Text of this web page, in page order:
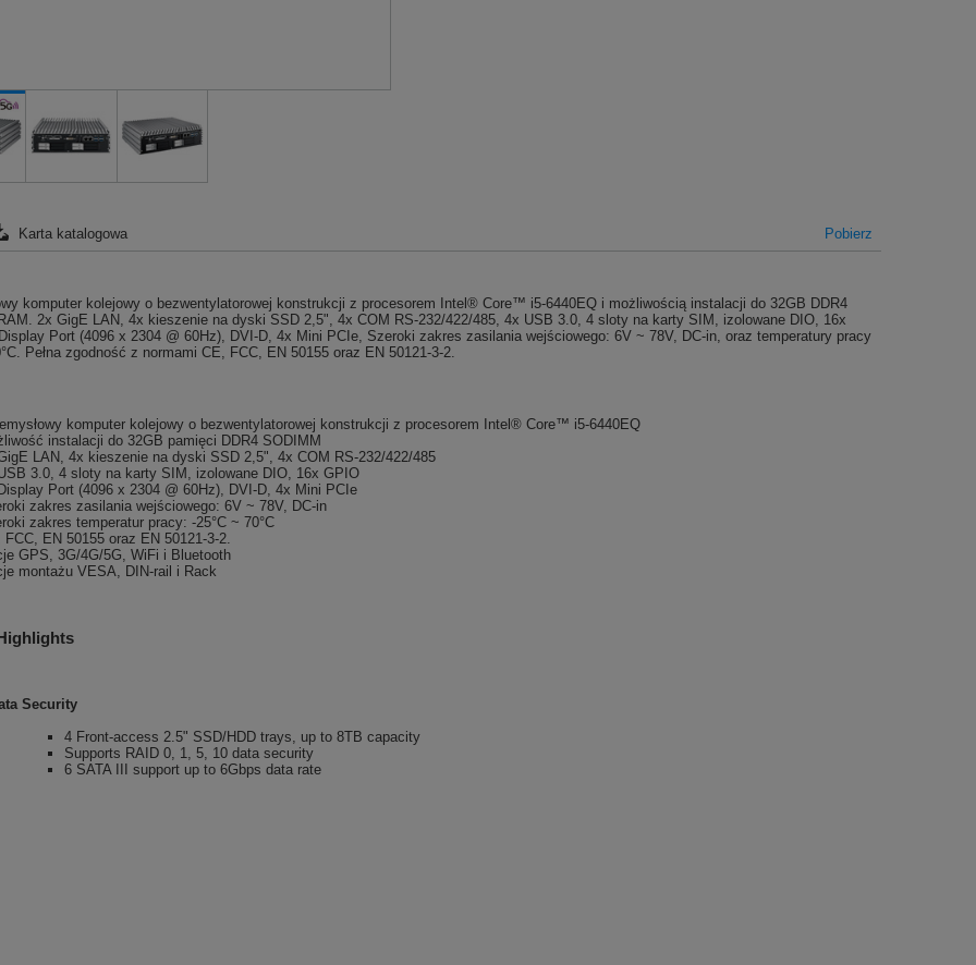
Karta katalogowa Pobierz
komputer kolejowy o bezwentylatorowej konstrukcji z procesorem Intel® Core™ i5-6440EQ i możliwością instalacji do 32GB DDR4
2x GigE LAN, 4x kieszenie na dyski SSD 2,5", 4x COM RS-232/422/485, 4x USB 3.0, 4 sloty na karty SIM, izolowane DIO, 16x
Port (4096 x 2304 @ 60Hz), DVI-D, 4x Mini PCIe, Szeroki zakres zasilania wejściowego: 6V ~ 78V, DC-in, oraz temperatury pracy
Pełna zgodność z normami CE, FCC, EN 50155 oraz EN 50121-3-2.
komputer kolejowy o bezwentylatorowej konstrukcji z procesorem Intel® Core™ i5-6440EQ
instalacji do 32GB pamięci DDR4 SODIMM
LAN, 4x kieszenie na dyski SSD 2,5", 4x COM RS-232/422/485
3.0, 4 sloty na karty SIM, izolowane DIO, 16x GPIO
Port (4096 x 2304 @ 60Hz), DVI-D, 4x Mini PCIe
zakres zasilania wejściowego: 6V ~ 78V, DC-in
zakres temperatur pracy: -25°C ~ 70°C
FCC, EN 50155 oraz EN 50121-3-2.
GPS, 3G/4G/5G, WiFi i Bluetooth
montażu VESA, DIN-rail i Rack
Security
4 Front-access 2.5" SSD/HDD trays, up to 8TB capacity
Supports RAID 0, 1, 5, 10 data security
6 SATA III support up to 6Gbps data rate